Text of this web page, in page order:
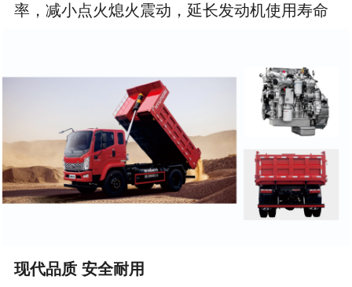
率，减小点火熄火震动，延长发动机使用寿命
现代品质 安全耐用